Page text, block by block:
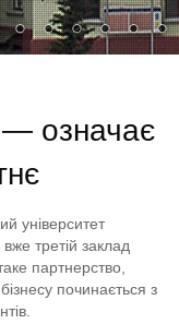
— означає
університет
третій заклад
партнерство,
починається з